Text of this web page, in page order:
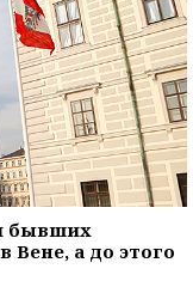
бывших
Вене, а до этого